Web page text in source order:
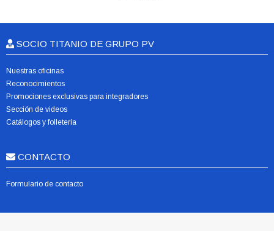
SOCIO TITANIO DE GRUPO PV
Nuestras oficinas
Reconocimientos
Promociones exclusivas para integradores
Sección de videos
Catálogos y folletería
CONTACTO
Formulario de contacto